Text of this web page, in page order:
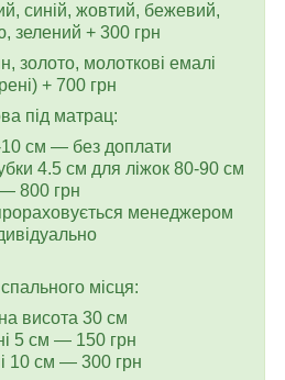
синій, жовтий, бежевий,
зелений + 300 грн
золото, молоткові емалі
+ 700 грн
під матрац:
9-10 см — без доплати
4.5 см для ліжок 80-90 см
800 грн
менеджером
місця:
висота 30 см
5 см — 150 грн
10 см — 300 грн